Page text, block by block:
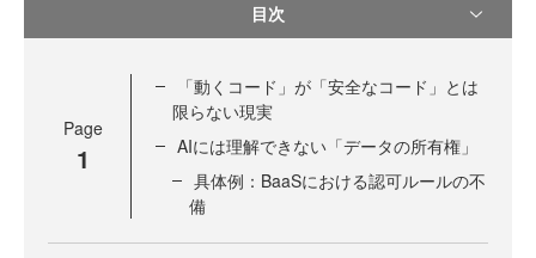
目次
Page
1
「動くコード」が「安全なコード」とは
限らない現実
AIには理解できない「データの所有権」
具体例：BaaSにおける認可ルールの不
備